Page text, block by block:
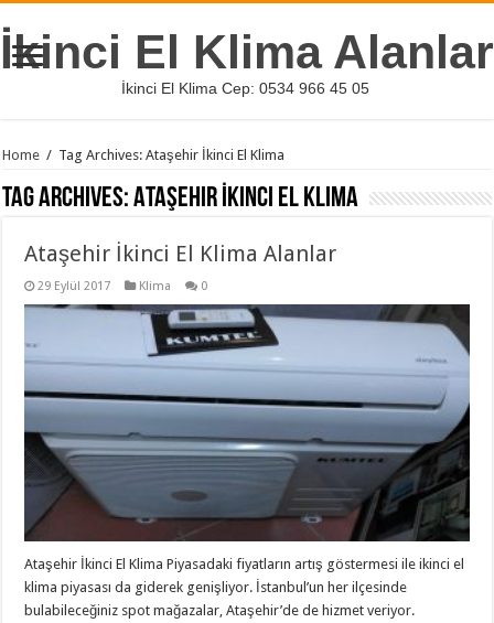
İkinci El Klima Alanlar
İkinci El Klima Cep: 0534 966 45 05
Home / Tag Archives: Ataşehir İkinci El Klima
Tag Archives:Ataşehir İkinci El Klima
Ataşehir İkinci El Klima Alanlar
29 Eylül 2017 Klima 0
Ataşehir İkinci El Klima Piyasadaki fiyatların artış göstermesi ile ikinci el
klima piyasası da giderek genişliyor. İstanbul’un her ilçesinde
bulabileceğiniz spot mağazalar, Ataşehir’de de hizmet veriyor.